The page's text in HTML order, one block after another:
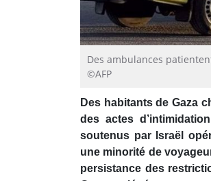
Des ambulances
©AFP
Des habitants de Gaza
des actes
soutenus par Israël
une minorité de
persistance des